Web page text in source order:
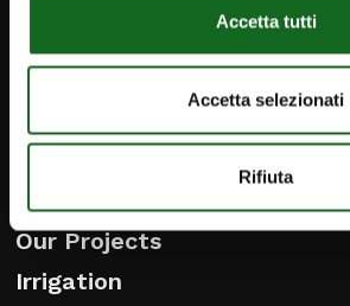
Accetta tutti
Accetta selezionati
Rifiuta
PRODUCTS
SOLUTIONS
Our Projects
Irrigation